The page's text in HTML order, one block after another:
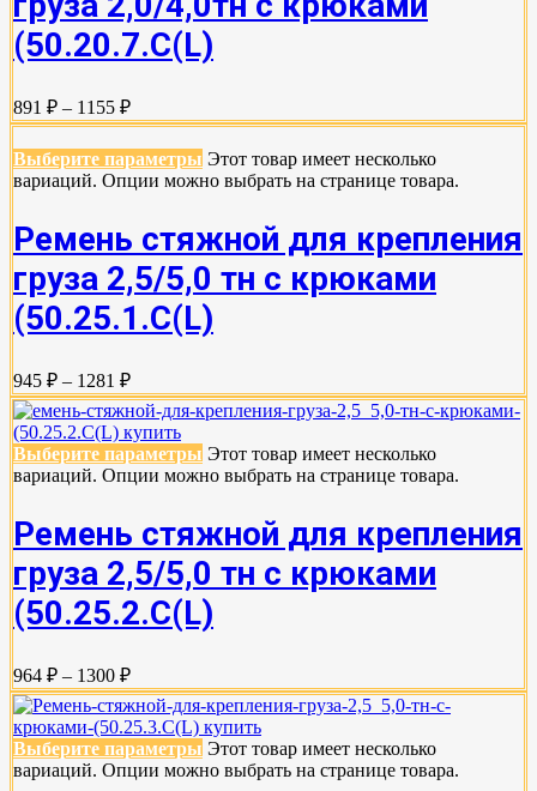
(50.20.7.C(L)
891 ₽ – 1155 ₽
Выберите параметры Этот товар имеет несколько
вариаций. Опции можно выбрать на странице товара.
Ремень стяжной для крепления
груза 2,5/5,0 тн с крюками
(50.25.1.С(L)
945 ₽ – 1281 ₽
Выберите параметры Этот товар имеет несколько
вариаций. Опции можно выбрать на странице товара.
Ремень стяжной для крепления
груза 2,5/5,0 тн с крюками
(50.25.2.C(L)
964 ₽ – 1300 ₽
Выберите параметры Этот товар имеет несколько
вариаций. Опции можно выбрать на странице товара.